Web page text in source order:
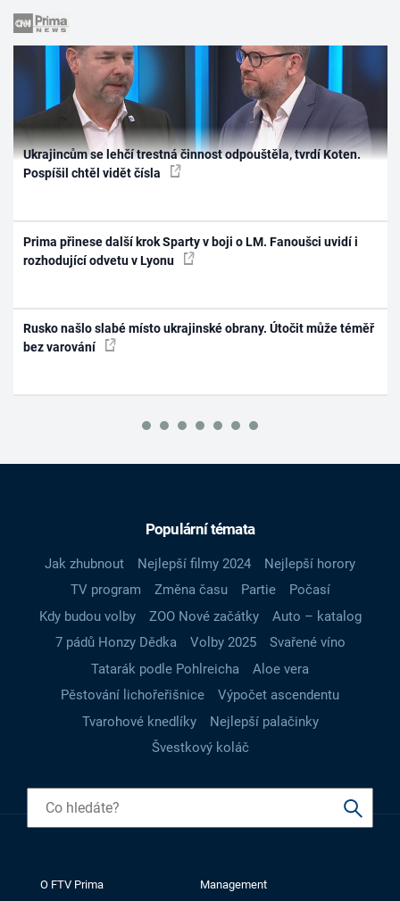
Ukrajincům se lehčí trestná činnost odpouštěla, tvrdí Koten.
Pospíšil chtěl vidět čísla
Prima přinese další krok Sparty v boji o LM. Fanoušci uvidí i
rozhodující odvetu v Lyonu
Rusko našlo slabé místo ukrajinské obrany. Útočit může téměř
bez varování
Populární témata
Jak zhubnout Nejlepší filmy 2024
Nejlepší horory
TV program
Změna času Partie
Počasí
Kdy budou volby
ZOO Nové začátky
Auto – katalog
7 pádů Honzy Dědka
Volby 2025
Svařené víno
Tatarák podle Pohlreicha
Aloe vera
Pěstování lichořeřišnice
Výpočet ascendentu
Tvarohové knedlíky
Nejlepší palačinky
Švestkový koláč
O FTV Prima Management